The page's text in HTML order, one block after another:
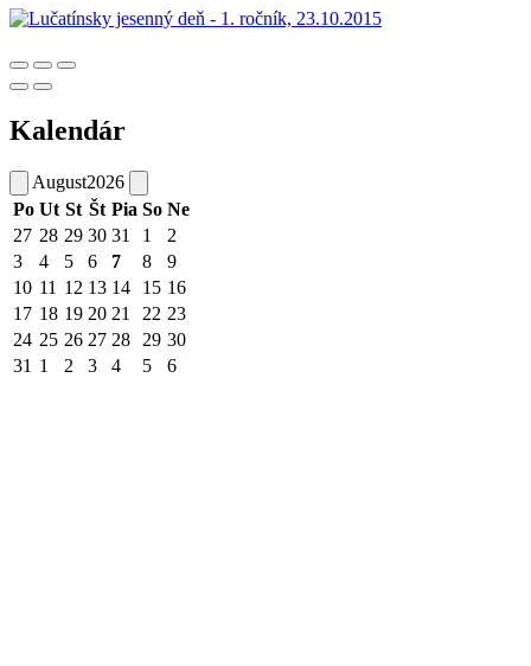
Kalendár
August2026
Po Ut St Št Pia So Ne
27 28 29 30 31 1
2
3
4 5 6 7 8
9
10 11 12 13 14 15 16
17 18 19 20 21 22 23
24 25 26 27 28 29 30
31 1 2 3 4 5 6